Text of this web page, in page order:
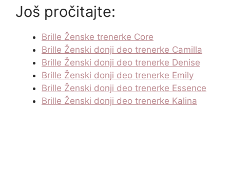
Još pročitajte:
Brille Ženske trenerke Core
Brille Ženski donji deo trenerke Camilla
Brille Ženski donji deo trenerke Denise
Brille Ženski donji deo trenerke Emily
Brille Ženski donji deo trenerke Essence
Brille Ženski donji deo trenerke Kalina